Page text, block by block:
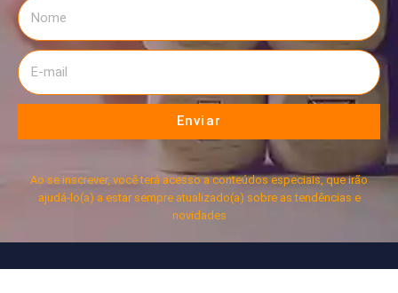
Enviar
Ao se inscrever, você terá acesso a conteúdos especiais, que irão
ajudá-lo(a) a estar sempre atualizado(a) sobre as tendências e
novidades